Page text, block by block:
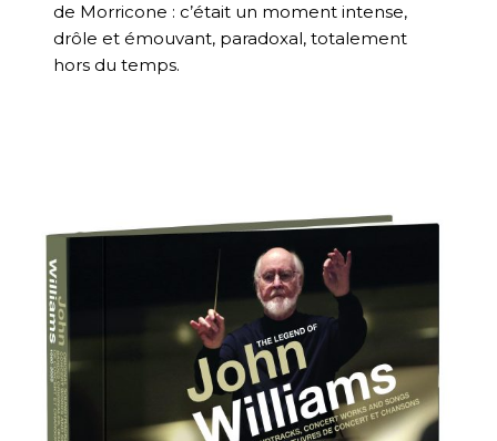
de Morricone : c’était un moment intense,
drôle et émouvant, paradoxal, totalement
hors du temps.